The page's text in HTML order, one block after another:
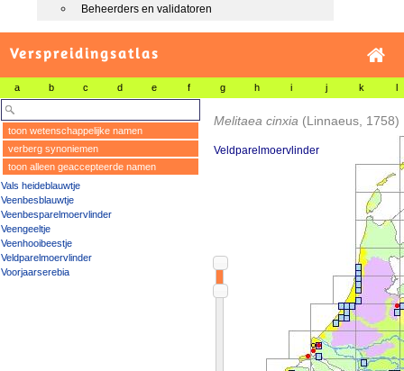
Beheerders en validatoren
Verspreidingsatlas
a b c d e f g h i j k l
toon wetenschappelijke namen
verberg synoniemen
toon alleen geaccepteerde namen
Vals heideblauwtje
Veenbesblauwtje
Veenbesparelmoervlinder
Veengeeltje
Veenhooibeestje
Veldparelmoervlinder
Voorjaarserebia
Melitaea cinxia (Linnaeus, 1758)
Veldparelmoervlinder